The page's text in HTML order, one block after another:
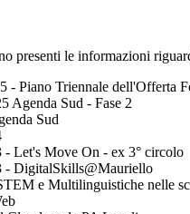
presenti le informazioni
- Piano Triennale dell'Offerta
Agenda Sud - Fase 2
Sud
Let's Move On - ex 3° circolo
- DigitalSkills@Mauriello
e Multilinguistiche nelle